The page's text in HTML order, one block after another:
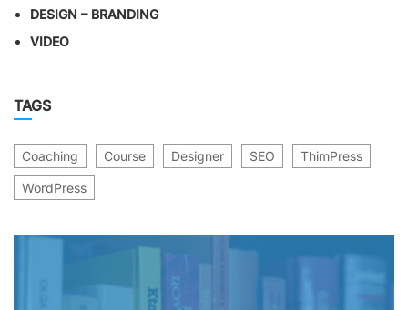
DESIGN – BRANDING
VIDEO
TAGS
Coaching Course Designer SEO ThimPress
WordPress